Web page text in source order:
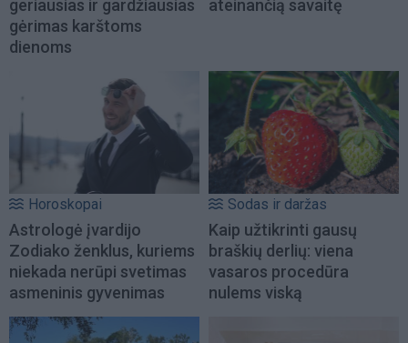
geriausias ir gardžiausias
gėrimas karštoms
dienoms
ateinančią savaitę
Horoskopai
Astrologė įvardijo
Zodiako ženklus, kuriems
niekada nerūpi svetimas
asmeninis gyvenimas
Sodas ir daržas
Kaip užtikrinti gausų
braškių derlių: viena
vasaros procedūra
nulems viską